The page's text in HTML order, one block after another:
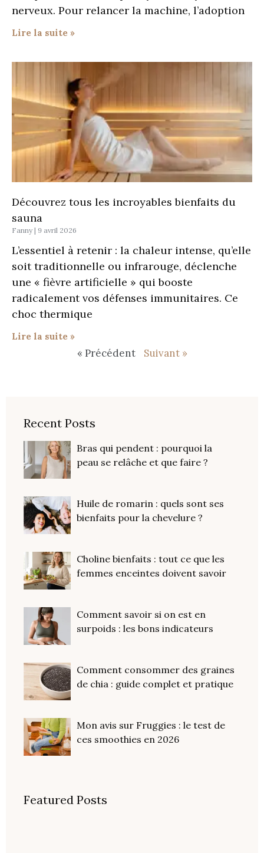
nerveux. Pour relancer la machine, l’adoption
Lire la suite »
Découvrez tous les incroyables bienfaits du
sauna
Fanny 9 avril 2026
L’essentiel à retenir : la chaleur intense, qu’elle
soit traditionnelle ou infrarouge, déclenche
une « fièvre artificielle » qui booste
radicalement vos défenses immunitaires. Ce
choc thermique
Lire la suite »
« Précédent Suivant »
Recent Posts
Bras qui pendent : pourquoi la
peau se relâche et que faire ?
Huile de romarin : quels sont ses
bienfaits pour la chevelure ?
Choline bienfaits : tout ce que les
femmes enceintes doivent savoir
Comment savoir si on est en
surpoids : les bons indicateurs
Comment consommer des graines
de chia : guide complet et pratique
Mon avis sur Fruggies : le test de
ces smoothies en 2026
Featured Posts